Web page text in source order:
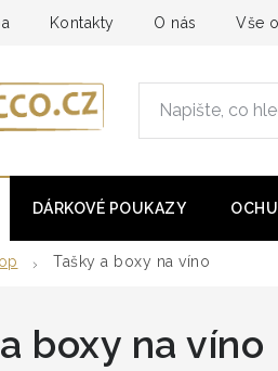
Kontakty O nás Vše
DÁRKOVÉ POUKAZY
Tašky a boxy na víno
boxy na víno